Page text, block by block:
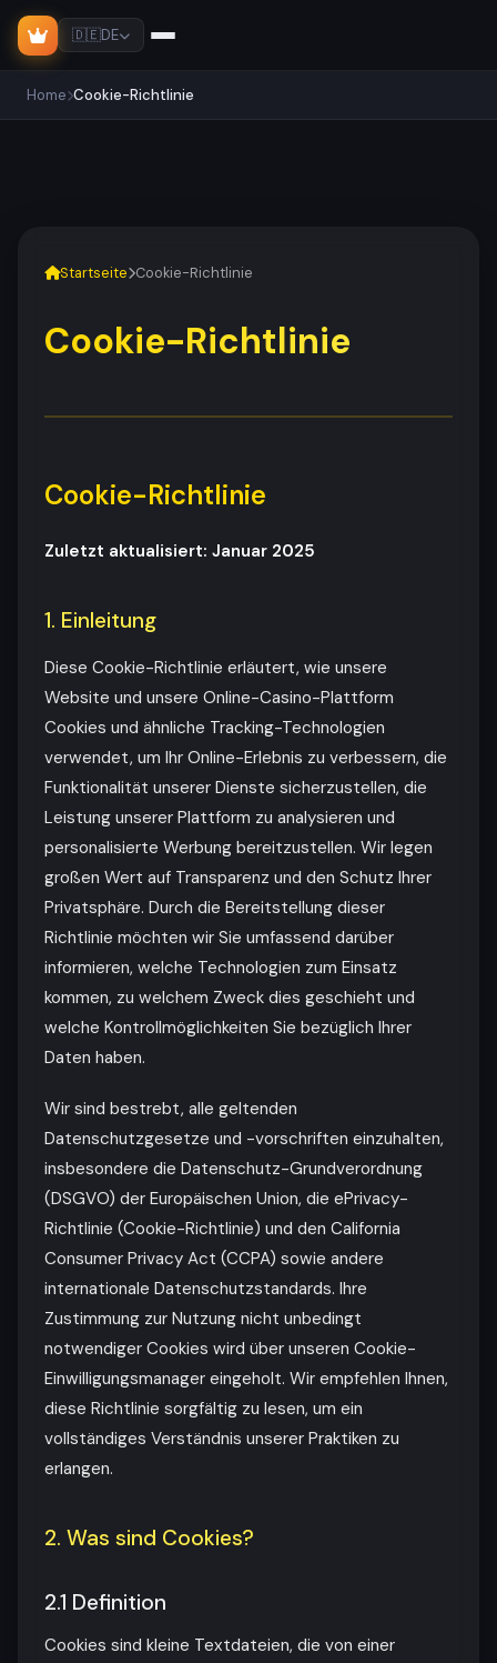
🇩🇪DE
Home Cookie-Richtlinie
Startseite Cookie-Richtlinie
Cookie-Richtlinie
Cookie-Richtlinie
Zuletzt aktualisiert: Januar 2025
1. Einleitung
Diese Cookie-Richtlinie erläutert, wie unsere
Website und unsere Online-Casino-Plattform
Cookies und ähnliche Tracking-Technologien
verwendet, um Ihr Online-Erlebnis zu verbessern, die
Funktionalität unserer Dienste sicherzustellen, die
Leistung unserer Plattform zu analysieren und
personalisierte Werbung bereitzustellen. Wir legen
großen Wert auf Transparenz und den Schutz Ihrer
Privatsphäre. Durch die Bereitstellung dieser
Richtlinie möchten wir Sie umfassend darüber
informieren, welche Technologien zum Einsatz
kommen, zu welchem Zweck dies geschieht und
welche Kontrollmöglichkeiten Sie bezüglich Ihrer
Daten haben.
Wir sind bestrebt, alle geltenden
Datenschutzgesetze und -vorschriften einzuhalten,
insbesondere die Datenschutz-Grundverordnung
(DSGVO) der Europäischen Union, die ePrivacy-
Richtlinie (Cookie-Richtlinie) und den California
Consumer Privacy Act (CCPA) sowie andere
internationale Datenschutzstandards. Ihre
Zustimmung zur Nutzung nicht unbedingt
notwendiger Cookies wird über unseren Cookie-
Einwilligungsmanager eingeholt. Wir empfehlen Ihnen,
diese Richtlinie sorgfältig zu lesen, um ein
vollständiges Verständnis unserer Praktiken zu
erlangen.
2. Was sind Cookies?
2.1 Definition
Cookies sind kleine Textdateien, die von einer